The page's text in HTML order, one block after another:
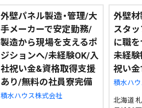
外壁パネル製造・管理/大
手メーカーで安定勤務/
製造から現場を支えるポ
ジションへ/未経験OK/入
社祝い金&資格取得支援
あり/無料の社員寮完備
積水ハウス株式会社
外壁
スタ
に職
未経
祝い
積水ハ
北海道